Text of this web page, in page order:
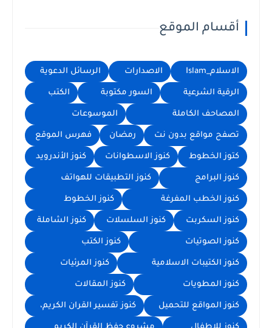
أقسام الموقع
الاسلام_Islam الاصدارات الرسائل الدعوية
الرقية الشرعية السور مكتوبة الكتب
المصاحف الكاملة الموسوعات
تصفح مواقع بدون نت رمضان فهرس الموقع
كتوز الخطوط كنوز الاسطوانات كنوز الأندرويد
كنوز البرامج كنوز التطبيقات للهواتف
كنوز الخطب المفرغة كنوز الخطوط
كنوز السكربت كنوز السلسلات كنوز الشاملة
كنوز الصوتيات كنوز الكتب
كنوز الكتيبات الاسلامية كنوز المرئيات
كنوز المطويات كنوز المقالات
كنوز المواقع للتحميل كنوز تفسير القران الكريم،